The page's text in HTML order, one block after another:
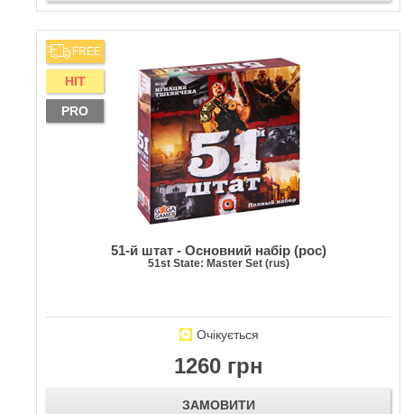
FREE
HIT
PRO
51-й штат - Основний набір (рос)
51st State: Master Set (rus)
Очікується
1260 грн
ЗАМОВИТИ